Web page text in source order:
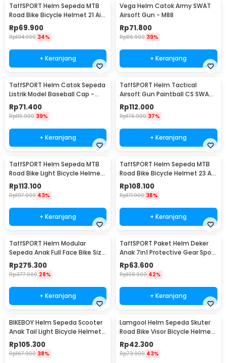
TaffSPORT Helm Sepeda MTB
Road Bike Bicycle Helmet 21 Air
Vent - X10
Rp69.900
Rp104.900 34%
+ Keranjang
Vega Helm Catok Army SWAT
Airsoft Gun - M88
Rp71.800
Rp116.900 39%
+ Keranjang
TaffSPORT Helm Catok Sepeda
Listrik Model Baseball Cap -
U25
Rp71.400
Rp115.900 39%
+ Keranjang
TaffSPORT Helm Tactical
Airsoft Gun Paintball CS SWAT
Helmet - MICH2000
Rp112.000
Rp176.900 37%
+ Keranjang
TaffSPORT Helm Sepeda MTB
Road Bike Light Bicycle Helmet
19 Air Vent - X15
Rp113.100
Rp197.900 43%
+ Keranjang
TaffSPORT Helm Sepeda MTB
Road Bike Bicycle Helmet 23 Air
Vent - Z10
Rp108.100
Rp171.900 38%
+ Keranjang
TaffSPORT Helm Modular
Sepeda Anak Full Face Bike Size
S - K20
Rp275.300
Rp377.900 28%
+ Keranjang
TaffSPORT Paket Helm Deker
Anak 7in1 Protective Gear Sport
Activity - K25
Rp63.600
Rp108.900 42%
+ Keranjang
BIKEBOY Helm Sepeda Scooter
Anak Tail Light Bicycle Helmet
14 Air Vent - K10
Rp105.300
Rp167.900 38%
Lamgool Helm Sepeda Skuter
Road Bike Visor Bicycle Helmet
4 Air Vent - U10
Rp42.300
Rp73.900 43%